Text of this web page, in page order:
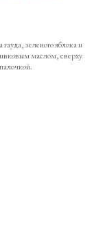
зеленого яблока и
маслом, сверху